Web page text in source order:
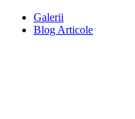
Galerii
Blog Articole